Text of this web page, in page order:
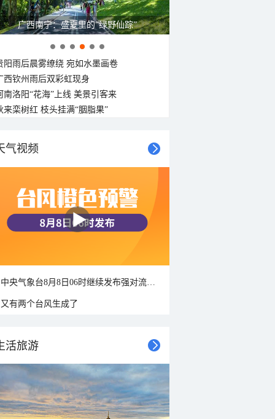
广西南宁：盛夏里的“绿野仙踪”
阳雨后晨雾缭绕 宛如水墨画卷
西钦州雨后双彩虹现身
南洛阳“花海”上线 美景引客来
来栾树红 枝头挂满“胭脂果”
气视频
又有两个台风生成了
活旅游